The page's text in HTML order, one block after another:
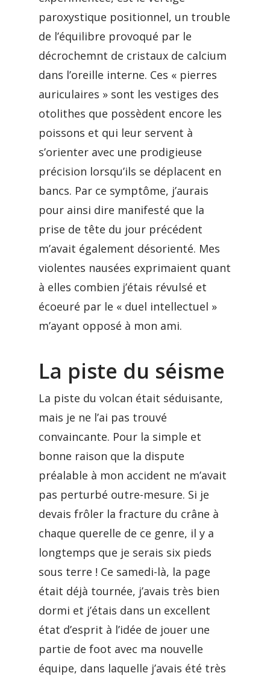
paroxystique positionnel, un trouble
de l’équilibre provoqué par le
décrochemnt de cristaux de calcium
dans l’oreille interne. Ces « pierres
auriculaires » sont les vestiges des
otolithes que possèdent encore les
poissons et qui leur servent à
s’orienter avec une prodigieuse
précision lorsqu’ils se déplacent en
bancs. Par ce symptôme, j’aurais
pour ainsi dire manifesté que la
prise de tête du jour précédent
m’avait également désorienté. Mes
violentes nausées exprimaient quant
à elles combien j’étais révulsé et
écoeuré par le « duel intellectuel »
m’ayant opposé à mon ami.
La piste du séisme
La piste du volcan était séduisante,
mais je ne l’ai pas trouvé
convaincante. Pour la simple et
bonne raison que la dispute
préalable à mon accident ne m’avait
pas perturbé outre-mesure. Si je
devais frôler la fracture du crâne à
chaque querelle de ce genre, il y a
longtemps que je serais six pieds
sous terre ! Ce samedi-là, la page
était déjà tournée, j’avais très bien
dormi et j’étais dans un excellent
état d’esprit à l’idée de jouer une
partie de foot avec ma nouvelle
équipe, dans laquelle j’avais été très